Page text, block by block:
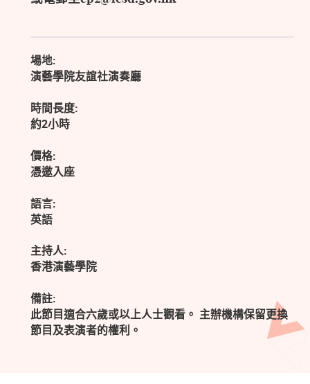
場地:
演藝學院友誼社演奏廳
時間長度:
約2小時
價格:
憑邀入座
語言:
英語
主持人:
香港演藝學院
備註:
此節目適合六歲或以上人士觀看。 主辦機構保留更換
節目及表演者的權利。